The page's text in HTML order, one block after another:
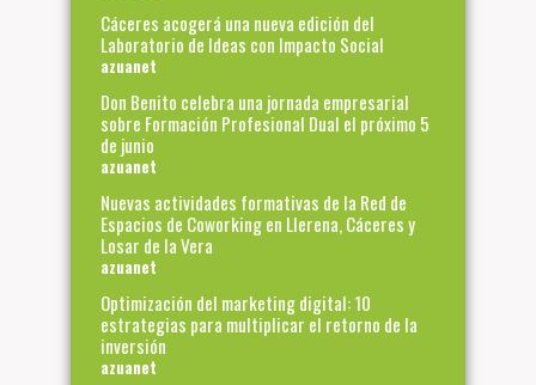
Cáceres acogerá una nueva edición del
Laboratorio de Ideas con Impacto Social
azuanet
Don Benito celebra una jornada empresarial
sobre Formación Profesional Dual el próximo 5
de junio
azuanet
Nuevas actividades formativas de la Red de
Espacios de Coworking en Llerena, Cáceres y
Losar de la Vera
azuanet
Optimización del marketing digital: 10
estrategias para multiplicar el retorno de la
inversión
azuanet